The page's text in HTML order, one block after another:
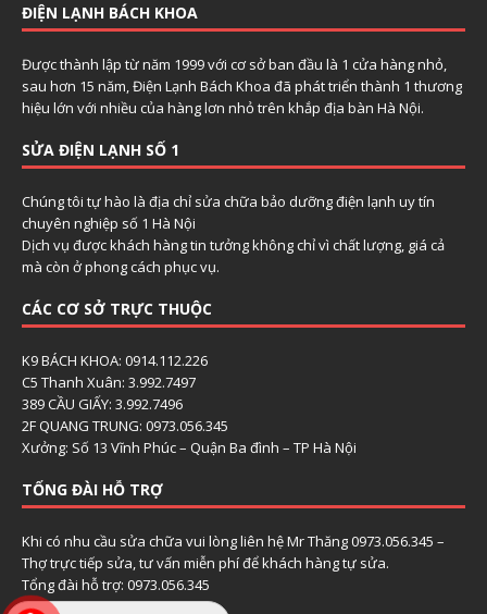
ĐIỆN LẠNH BÁCH KHOA
Được thành lập từ năm 1999 với cơ sở ban đầu là 1 cửa hàng nhỏ,
sau hơn 15 năm, Điện Lạnh Bách Khoa đã phát triển thành 1 thương
hiệu lớn với nhiều của hàng lơn nhỏ trên khắp địa bàn Hà Nội.
SỬA ĐIỆN LẠNH SỐ 1
Chúng tôi tự hào là địa chỉ sửa chữa bảo dưỡng điện lạnh uy tín
chuyên nghiệp số 1 Hà Nội
Dịch vụ được khách hàng tin tưởng không chỉ vì chất lượng, giá cả
mà còn ở phong cách phục vụ.
CÁC CƠ SỞ TRỰC THUỘC
K9 BÁCH KHOA: 0914.112.226
C5 Thanh Xuân: 3.992.7497
389 CẦU GIẤY: 3.992.7496
2F QUANG TRUNG: 0973.056.345
Xưởng: Số 13 Vĩnh Phúc – Quận Ba đình – TP Hà Nội
TỔNG ĐÀI HỖ TRỢ
Khi có nhu cầu sửa chữa vui lòng liên hệ Mr Thăng 0973.056.345 –
Thợ trực tiếp sửa, tư vấn miễn phí để khách hàng tự sửa.
Tổng đài hỗ trợ: 0973.056.345